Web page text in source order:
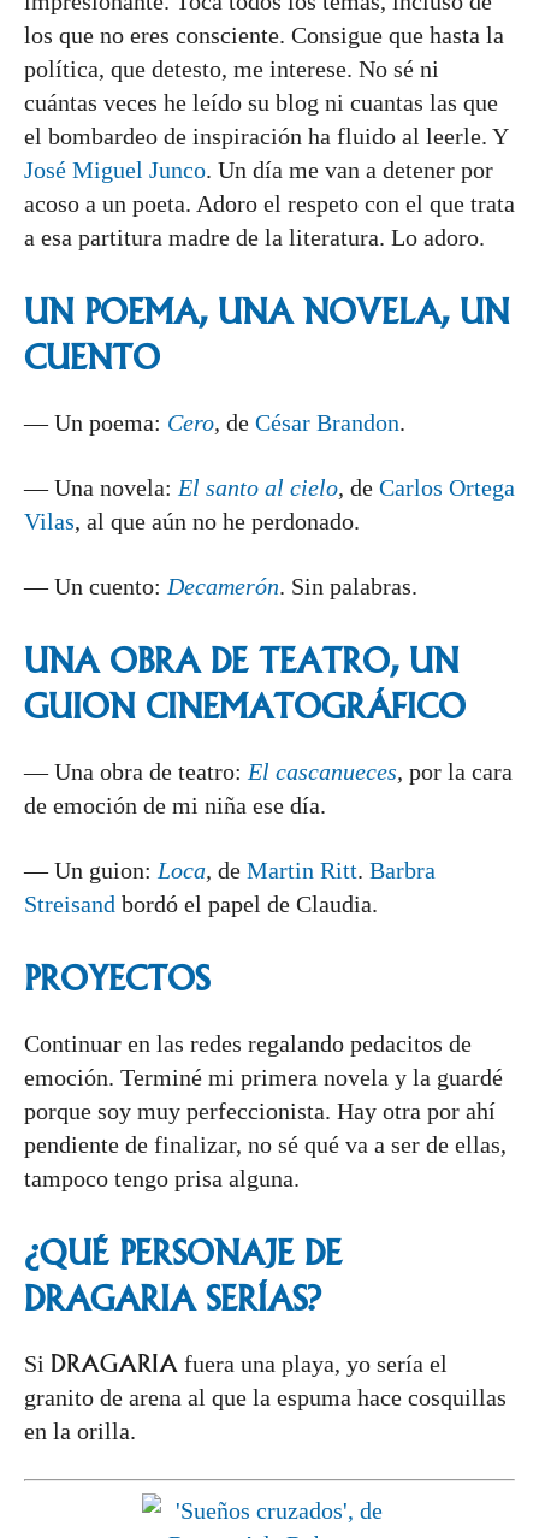
los que no eres consciente. Consigue que hasta la
política, que detesto, me interese. No sé ni
cuántas veces he leído su blog ni cuantas las que
el bombardeo de inspiración ha fluido al leerle. Y
José Miguel Junco. Un día me van a detener por
acoso a un poeta. Adoro el respeto con el que trata
a esa partitura madre de la literatura. Lo adoro.
UN POEMA, UNA NOVELA, UN
CUENTO
— Un poema: Cero, de César Brandon.
— Una novela: El santo al cielo, de Carlos Ortega
Vilas, al que aún no he perdonado.
— Un cuento: Decamerón. Sin palabras.
UNA OBRA DE TEATRO, UN
GUION CINEMATOGRÁFICO
— Una obra de teatro: El cascanueces, por la cara
de emoción de mi niña ese día.
— Un guion: Loca, de Martin Ritt. Barbra
Streisand bordó el papel de Claudia.
PROYECTOS
Continuar en las redes regalando pedacitos de
emoción. Terminé mi primera novela y la guardé
porque soy muy perfeccionista. Hay otra por ahí
pendiente de finalizar, no sé qué va a ser de ellas,
tampoco tengo prisa alguna.
¿QUÉ PERSONAJE DE
DRAGARIASERÍAS?
Si DRAGARIA fuera una playa, yo sería el
granito de arena al que la espuma hace cosquillas
en la orilla.